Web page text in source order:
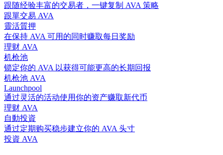
跟随经验丰富的交易者，一键复制 AVA 策略
跟單交易 AVA
靈活質押
在保持 AVA 可用的同时赚取每日奖励
理财 AVA
机枪池
锁定你的 AVA 以获得可能更高的长期回报
机枪池 AVA
Launchpool
通过灵活的活动使用你的资产赚取新代币
理财 AVA
自動投資
通过定期购买稳步建立你的 AVA 头寸
投資 AVA